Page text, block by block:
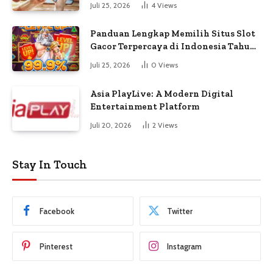
Juli 25, 2026 4 Views
Panduan Lengkap Memilih Situs Slot
Gacor Terpercaya di Indonesia Tahun
Juli 25, 2026 0 Views
Asia PlayLive: A Modern Digital
Entertainment Platform
Juli 20, 2026 2 Views
Stay In Touch
Facebook Twitter
Pinterest Instagram